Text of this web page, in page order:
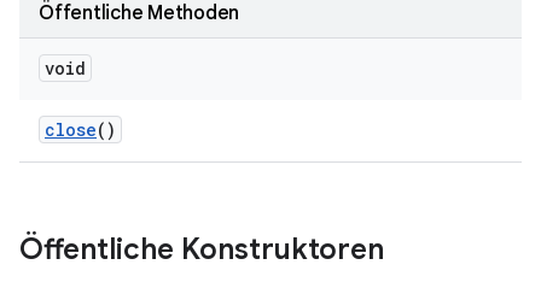
Öffentliche Methoden
void
close()
Öffentliche Konstruktoren